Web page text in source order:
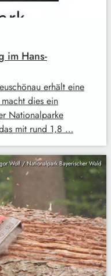
im Hans-
erhält eine
dies ein
Nationalparke
mit rund 1,8 …
Wolf / Nationalpark Bayerischer Wald